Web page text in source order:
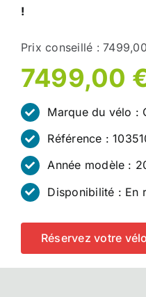
!
Prix conseillé :
7499,00
Marque du vélo :
Référence :
Année modèle :
Disponibilité : En
Réservez votre vélo